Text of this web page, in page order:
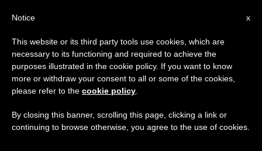
×
Aviso importante
Del 27 de julio al 7 de agosto haremos la pausa
anual, aprovechando que en el periodo de verano
se generan menos informaciones y también el
x
Notice
This website or its third party tools use cookies, which are
necessary to its functioning and required to achieve the
purposes illustrated in the cookie policy. If you want to know
more or withdraw your consent to all or some of the cookies,
please refer to the cookie policy
By closing this banner, scrolling this page, clicking a link or
continuing to browse otherwise, you agree to the use of cookies.